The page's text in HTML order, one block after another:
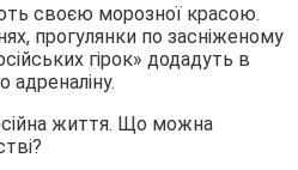
своєю морозної красою.
прогулянки по засніженому
гірок» додадуть в
адреналіну.
життя. Що можна